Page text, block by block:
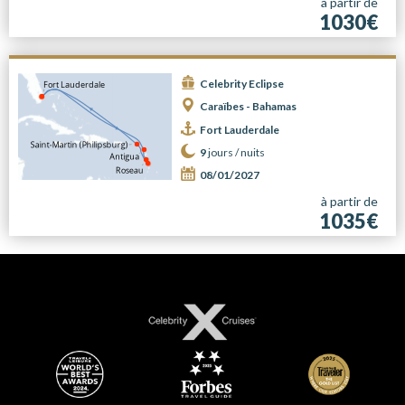
1030€
Celebrity Eclipse
Caraïbes - Bahamas
Fort Lauderdale
9jours /nuits
08/01/2027
à partir de
1035€